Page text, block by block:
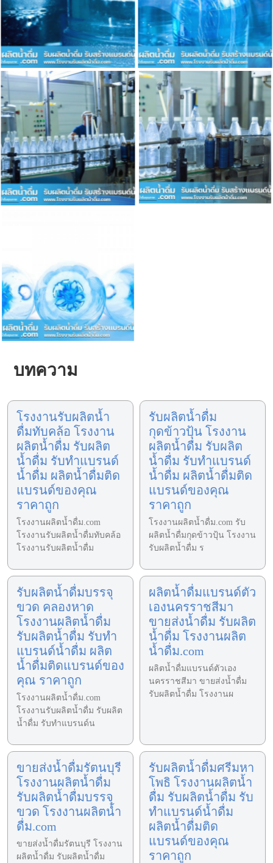
บทความ
โรงงานรับผลิตน้ำ
ดื่มทับคล้อ โรงงาน
ผลิตน้ำดื่ม รับผลิต
น้ำดื่ม รับทำแบรนด์
น้ำดื่ม ผลิตน้ำดื่มติด
แบรนด์ของคุณ
ราคาถูก
โรงงานผลิตน้ำดื่ม.com
โรงงานรับผลิตน้ำดื่มทับคล้อ
โรงงานรับผลิตน้ำดื่ม
รับผลิตน้ำดื่ม
กุดข้าวปุ้น โรงงาน
ผลิตน้ำดื่ม รับผลิต
น้ำดื่ม รับทำแบรนด์
น้ำดื่ม ผลิตน้ำดื่มติด
แบรนด์ของคุณ
ราคาถูก
โรงงานผลิตน้ำดื่ม.com รับ
ผลิตน้ำดื่มกุดข้าวปุ้น โรงงาน
รับผลิตน้ำดื่ม ร
รับผลิตน้ำดื่มบรรจุ
ขวด คลองหาด
โรงงานผลิตน้ำดื่ม
รับผลิตน้ำดื่ม รับทำ
แบรนด์น้ำดื่ม ผลิต
น้ำดื่มติดแบรนด์ของ
คุณ ราคาถูก
โรงงานผลิตน้ำดื่ม.com
โรงงานรับผลิตน้ำดื่ม รับผลิต
น้ำดื่ม รับทำแบรนด์น
ผลิตน้ำดื่มแบรนด์ตัว
เองนครราชสีมา
ขายส่งน้ำดื่ม รับผลิต
น้ำดื่ม โรงงานผลิต
น้ำดื่ม.com
ผลิตน้ำดื่มแบรนด์ตัวเอง
นครราชสีมา ขายส่งน้ำดื่ม
รับผลิตน้ำดื่ม โรงงานผ
ขายส่งน้ำดื่มรัตนบุรี
โรงงานผลิตน้ำดื่ม
รับผลิตน้ำดื่มบรรจุ
ขวด โรงงานผลิตน้ำ
ดื่ม.com
ขายส่งน้ำดื่มรัตนบุรี โรงงาน
ผลิตน้ำดื่ม รับผลิตน้ำดื่ม
รับผลิตน้ำดื่มศรีมหา
โพธิ โรงงานผลิตน้ำ
ดื่ม รับผลิตน้ำดื่ม รับ
ทำแบรนด์น้ำดื่ม
ผลิตน้ำดื่มติด
แบรนด์ของคุณ
ราคาถูก